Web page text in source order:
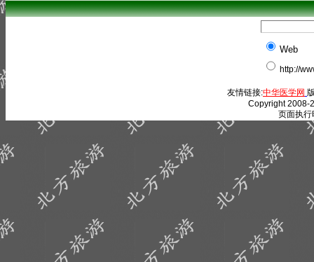
Web
http://
友情链接:中华医学网
Copyright 2008-
页面执